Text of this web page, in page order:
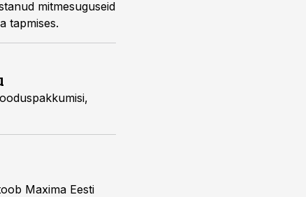
mitmesuguseid
tapmises.
Maxima Eesti